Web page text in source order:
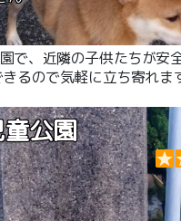
で、近隣の子供たちが安
るので気軽に立ち寄れま
公園